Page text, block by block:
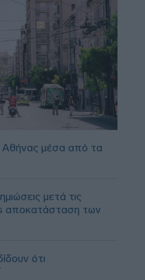
μέσα από τα
μετά τις
αποκατάσταση των
ότι